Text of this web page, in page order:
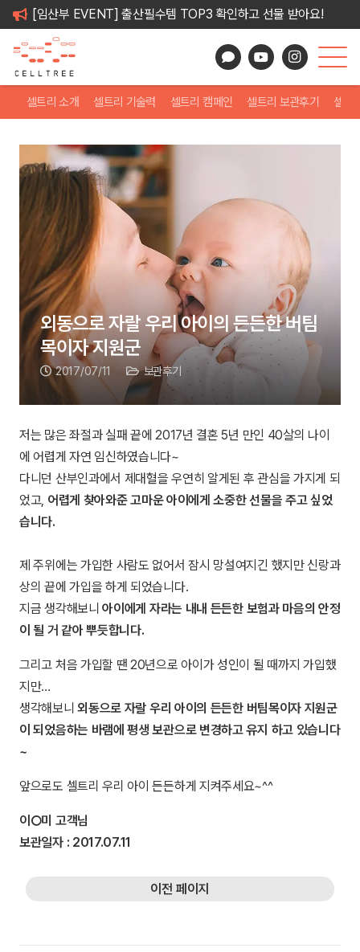
[임산부 EVENT] 출산필수템 TOP3 확인하고 선물 받아요!
셀트리 소개 셀트리 기술력 셀트리 캠페인 셀트리 보관후기 셀트
외동으로 자랄 우리 아이의 든든한 버팀
목이자 지원군
2017/07/11 보관후기
저는 많은 좌절과 실패 끝에 2017년 결혼 5년 만인 40살의 나이
에 어렵게 자연 임신하였습니다~
다니던 산부인과에서 제대혈을 우연히 알게된 후 관심을 가지게 되
었고, 어렵게 찾아와준 고마운 아이에게 소중한 선물을 주고 싶었
습니다.
제 주위에는 가입한 사람도 없어서 잠시 망설여지긴 했지만 신랑과
상의 끝에 가입을 하게 되었습니다.
지금 생각해보니아이에게 자라는 내내 든든한 보험과 마음의 안정
이 될 거 같아 뿌듯합니다.
그리고 처음 가입할 땐 20년으로 아이가 성인이 될 때까지 가입했
지만…
생각해보니외동으로 자랄 우리 아이의 든든한 버팀목이자 지원군
이 되었음하는 바램에 평생 보관으로 변경하고 유지 하고 있습니다
~
앞으로도 셀트리 우리 아이 든든하게 지켜주세요~^^
이○미 고객님
보관일자 : 2017.07.11
이전 페이지